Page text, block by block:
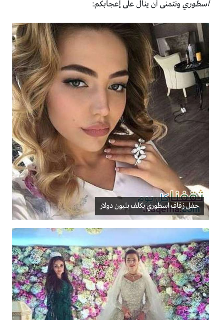
أسطوري ونتمنى أن ينال على إعجابكم:
حفل زفاف اسطوري يكلف بليون دولار